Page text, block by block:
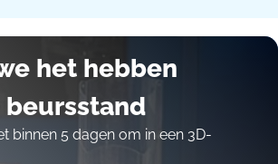
het hebben
beursstand
binnen 5 dagen om in een 3D-